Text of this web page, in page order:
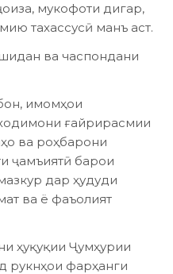
мукофоти дигар,
тахассусӣ манъ аст.
ва часпондани
имомҳои
ғайрирасмии
ва роҳбарони
ҷамъиятӣ барои
дар ҳудуди
ва ё фаъолият
ҳуқуқии Ҷумҳурии
рукнҳои фарҳанги